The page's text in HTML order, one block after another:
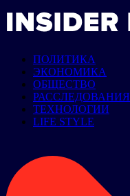
ПОЛИТИКА
ЭКОНОМИКА
ОБЩЕСТВО
РАССЛЕДОВАНИЯ
ТЕХНОЛОГИИ
LIFE STYLE